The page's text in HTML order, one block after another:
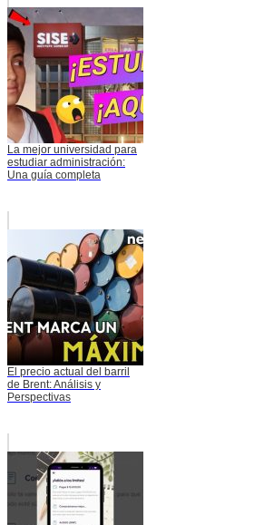
La mejor universidad para
estudiar administración:
Una guía completa
El precio actual del barril
de Brent: Análisis y
Perspectivas